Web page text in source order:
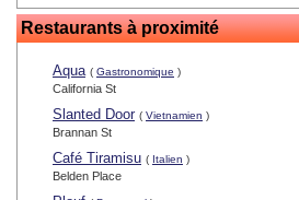
Restaurants à proximité
Aqua ( Gastronomique )
California St
Slanted Door ( Vietnamien )
Brannan St
Café Tiramisu ( Italien )
Belden Place